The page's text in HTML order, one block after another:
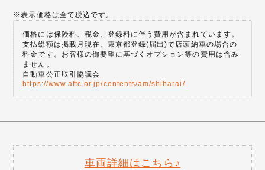
※表示価格は全て税込です。
価格には保険料、税金、登録料に伴う費用が含まれています。
支払総額は掲載月現在、東京都登録(届出)で店頭納車の場合の
料金です。お客様の御要望に基づくオプション等の費用は含み
ません。
自動車公正取引協議会
https://www.aftc.or.jp/contents/am/shiharai/
車両詳細はこちら♪